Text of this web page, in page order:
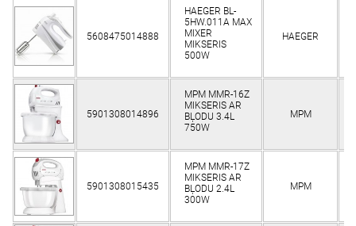
5608475014888
HAEGER BL-
5HW.011A MAX
MIXER
MIKSERIS
500W
HAEGER
5901308014896
MPM MMR-16Z
MIKSERIS AR
BĻODU 3.4L
750W
MPM
5901308015435
MPM MMR-17Z
MIKSERIS AR
BĻODU 2.4L
300W
MPM